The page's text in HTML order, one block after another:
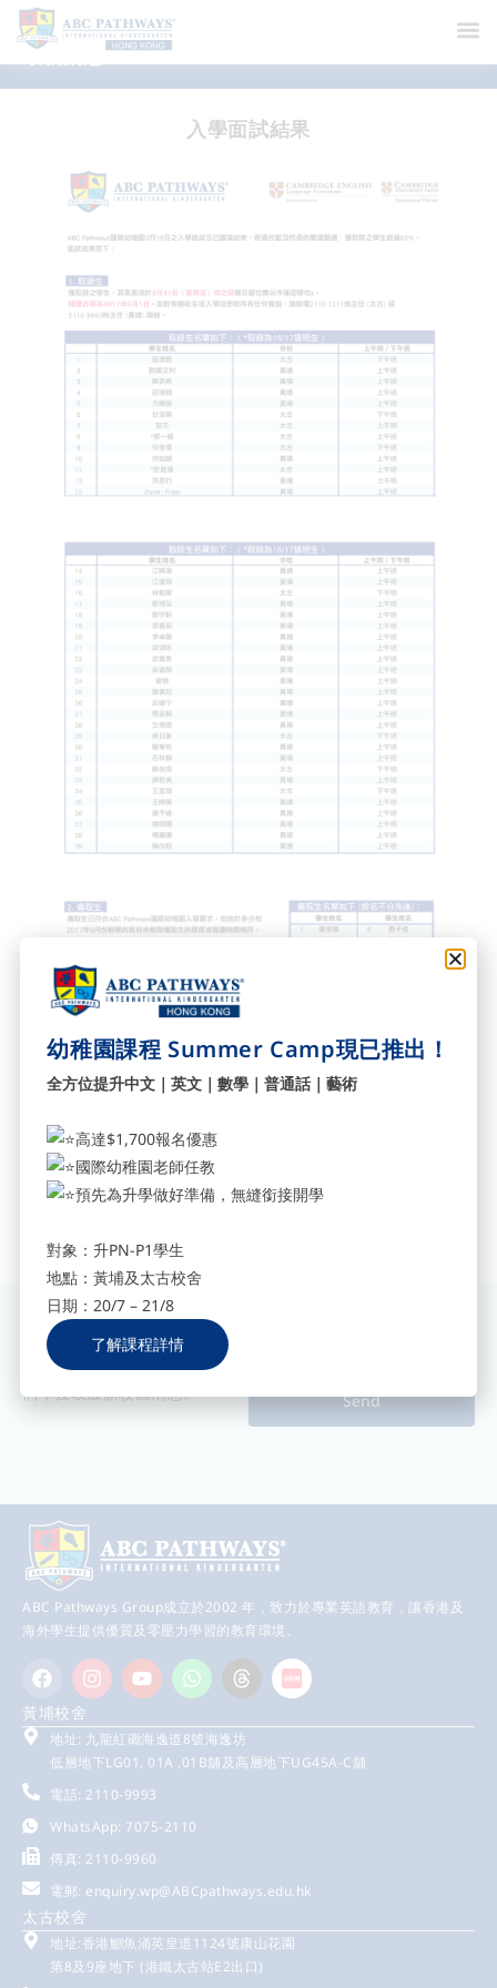
最新消息
入學面試結果
訂閱我們獲取最新資訊
填寫您的電郵地址，立即訂閱我
們，獲取最新校園消息。
Send
ABC Pathways Group成立於2002 年，致力於專業英語教育，讓香港及
海外學生提供優質及零壓力學習的教育環境。
黃埔校舍
地址: 九龍紅磡海逸道8號海逸坊
低層地下LG01, 01A ,01B舖及高層地下UG45A-C舖
電話: 2110-9993
WhatsApp: 7075-2110
傳真: 2110-9960
電郵: enquiry.wp@ABCpathways.edu.hk
太古校舍
地址:香港鰂魚涌英皇道1124號康山花園
第8及9座地下 (港鐵太古站E2出口)
幼稚園課程 Summer Camp現已推出！
全方位提升中文｜英文｜數學｜普通話｜藝術
高達$1,700報名優惠
國際幼稚園老師任教
預先為升學做好準備，無縫銜接開學
對象：升PN-P1學生
地點：黃埔及太古校舍
日期：20/7 – 21/8
了解課程詳情